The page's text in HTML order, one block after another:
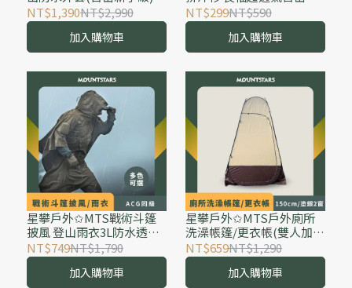
冷保暖外套GTX等級防水
衝鋒衣/內刷毛可單穿 防風
防暴雨外套.全壓膠款
NT$1,390NT$2,990
加入購物車
底上衣 不濕不黏 運動T恤
寬鬆舒適速乾衣 馬拉松排
汗衫 跑步健身訓練服
NT$299NT$590
加入購物車
星攀戶外✩MTS戰術斗篷
披風 登山雨衣3L防水透氣
款登山健行神衣/外送多功
能雨衣ACG同級衝鋒衣材質
小飛俠雨披+天幕地布
NT$749NT$1,790
加入購物車
星攀戶外✩MTS戶外廁所
洗澡帳篷/更衣帳(雙人加大
150cm)塗銀2窗/卡其雙色/
野外游泳露營淋浴換衣服/
沐浴更衣神器
NT$659NT$1,290
加入購物車